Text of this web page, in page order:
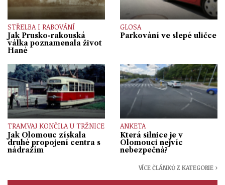
STŘELBA I RABOVÁNÍ
Jak Prusko-rakouská
válka poznamenala život
Hané
GLOSA
Parkování ve slepé uličce
TRAMVAJ KONČILA U TRŽNICE
Jak Olomouc získala
druhé propojení centra s
nádražím
ANKETA
Která silnice je v
Olomouci nejvíc
nebezpečná?
VÍCE ČLÁNKŮ Z KATEGORIE ›